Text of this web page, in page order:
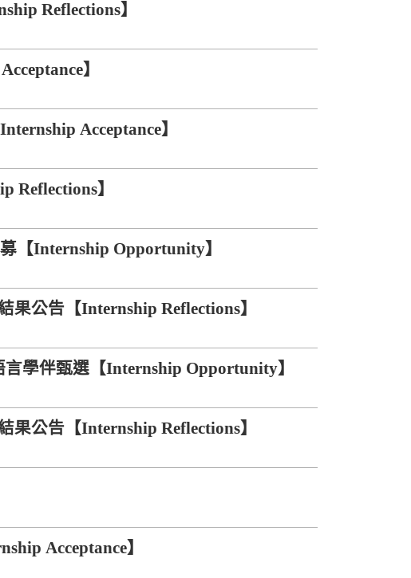
Reflections】
】
Acceptance】
Reflections】
【Internship Opportunity】
果公告【Internship Reflections】
學伴甄選【Internship Opportunity】
果公告【Internship Reflections】
Acceptance】